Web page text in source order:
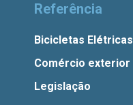
Referência
Bicicletas Elétricas
Comércio exterior
Legislação